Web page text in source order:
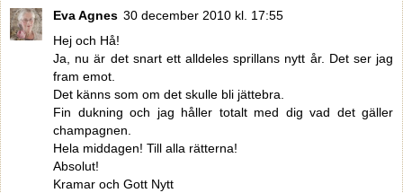
Eva Agnes 30 december 2010 kl. 17:55
Hej och Hå!
Ja, nu är det snart ett alldeles sprillans nytt år. Det ser jag
fram emot.
Det känns som om det skulle bli jättebra.
Fin dukning och jag håller totalt med dig vad det gäller
champagnen.
Hela middagen! Till alla rätterna!
Absolut!
Kramar och Gott Nytt